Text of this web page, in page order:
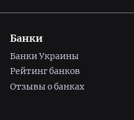
Банки
Банки Украины
Рейтинг банков
Отзывы о банках